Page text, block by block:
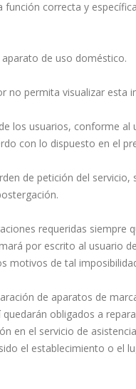
correcta y
de uso doméstico.
no permita visualizar esta
los usuarios, conforme al
con lo dispuesto en el
de petición del
requeridas siempre
por escrito al usuario
motivos de tal
de aparatos de
obligados a
en el servicio de
el establecimiento o el